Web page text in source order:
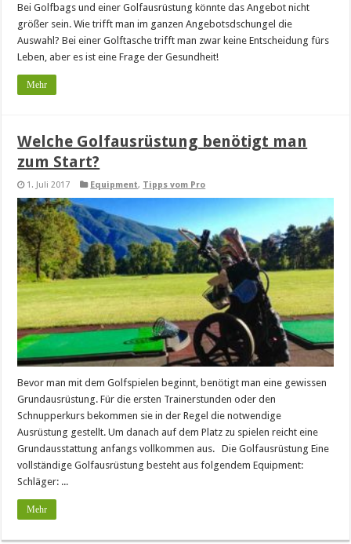
Bei Golfbags und einer Golfausrüstung könnte das Angebot nicht
größer sein. Wie trifft man im ganzen Angebotsdschungel die
Auswahl? Bei einer Golftasche trifft man zwar keine Entscheidung fürs
Leben, aber es ist eine Frage der Gesundheit!
Mehr
Welche Golfausrüstung benötigt man
zum Start?
1. Juli 2017 Equipment, Tipps vom Pro
Bevor man mit dem Golfspielen beginnt, benötigt man eine gewissen
Grundausrüstung. Für die ersten Trainerstunden oder den
Schnupperkurs bekommen sie in der Regel die notwendige
Ausrüstung gestellt. Um danach auf dem Platz zu spielen reicht eine
Grundausstattung anfangs vollkommen aus. Die Golfausrüstung Eine
vollständige Golfausrüstung besteht aus folgendem Equipment:
Schläger: ...
Mehr